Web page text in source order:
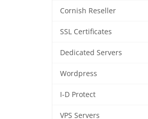
Cornish Reseller
SSL Certificates
Dedicated Servers
Wordpress
I-D Protect
VPS Servers